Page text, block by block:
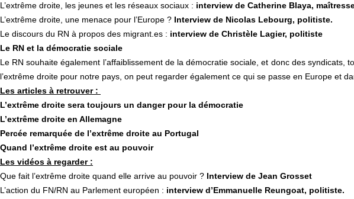
L’extrême droite, les jeunes et les réseaux sociaux : interview de Catherine Blaya,
L’extrême droite, une menace pour l’Europe ? Interview de Nicolas Lebourg, politiste.
Le discours du RN à propos des migrant.es : interview de Christèle Lagier, politiste
Le RN et la démocratie sociale
Le RN souhaite également l’affaiblissement de la démocratie sociale, et donc des
l’extrême droite pour notre pays, on peut regarder également ce qui se passe en Europe et
Les articles à retrouver :
L’extrême droite sera toujours un danger pour la démocratie
L’extrême droite en Allemagne
Percée remarquée de l’extrême droite au Portugal
Quand l’extrême droite est au pouvoir
Les vidéos à regarder :
Que fait l’extrême droite quand elle arrive au pouvoir ? Interview de Jean Grosset
L’action du FN/RN au Parlement européen : interview d’Emmanuelle Reungoat, politiste.